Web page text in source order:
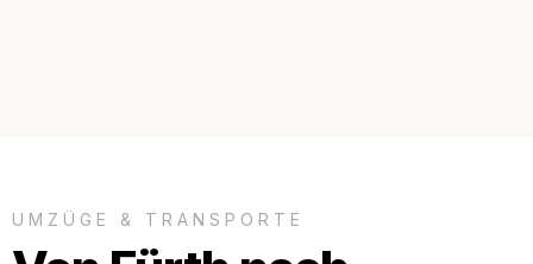
UMZÜGE & TRANSPORTE